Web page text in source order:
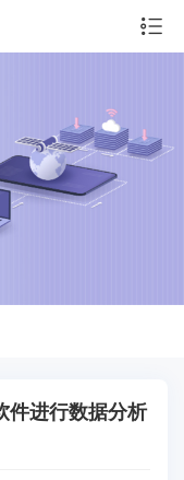
件进行数据分析